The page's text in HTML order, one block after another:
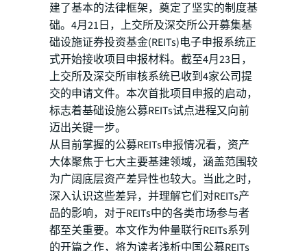
建了基本的法律框架，奠定了坚实的制度基
础。4月21日，上交所及深交所公开募集基
础设施证券投资基金(REITs)电子申报系统正
式开始接收项目申报材料。截至4月23日，
上交所及深交所审核系统已收到4家公司提
交的申请文件。本次首批项目申报的启动，
标志着基础设施公募REITs试点进程又向前
迈出关键一步。
从目前掌握的公募REITs申报情况看，资产
大体聚焦于七大主要基建领域，涵盖范围较
为广阔底层资产差异性也较大。当此之时，
深入认识这些差异，并理解它们对REITs产
品的影响，对于REITs中的各类市场参与者
都至关重要。本文作为仲量联行REITs系列
的开篇之作，将为读者浅析中国公募REITs